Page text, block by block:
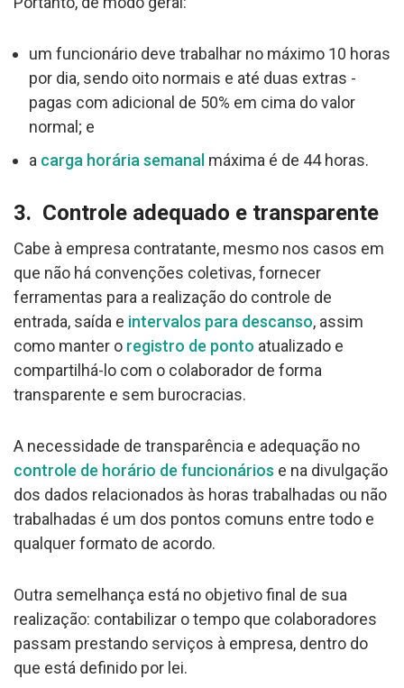
um funcionário deve trabalhar no máximo 10 horas
por dia, sendo oito normais e até duas extras -
pagas com adicional de 50% em cima do valor
normal; e
a carga horária semanal máxima é de 44 horas.
3. Controle adequado e transparente
Cabe à empresa contratante, mesmo nos casos em
que não há convenções coletivas, fornecer
ferramentas para a realização do controle de
entrada, saída e intervalos para descanso, assim
como manter o registro de ponto atualizado e
compartilhá-lo com o colaborador de forma
transparente e sem burocracias.
A necessidade de transparência e adequação no
controle de horário de funcionários e na divulgação
dos dados relacionados às horas trabalhadas ou não
trabalhadas é um dos pontos comuns entre todo e
qualquer formato de acordo.
Outra semelhança está no objetivo final de sua
realização: contabilizar o tempo que colaboradores
passam prestando serviços à empresa, dentro do
que está definido por lei.